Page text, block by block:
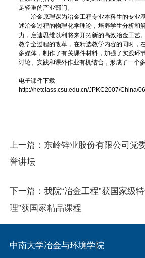
足轻重的产业部门。
冶金原理课为冶金工程专业本科生的专业
述冶金过程的物理化学理论，培养学生分析和
力，启迪思维以利将来开拓新的高效冶金工艺
教学全过程的改革，在精选教学内容的同时，
多媒体，制作了有关课件材料，加强了实践环
讨论、实践和课外作业有机结合，形成了一个
电子课件下载
http://netclass.csu.edu.cn/JPKC2007/China/
上一篇： 东岭锌业股份有限公司党
誉讲坛
下一篇：我院“冶金工程”获国家级
理”获国家精品课程
中南大学冶金与环境学院